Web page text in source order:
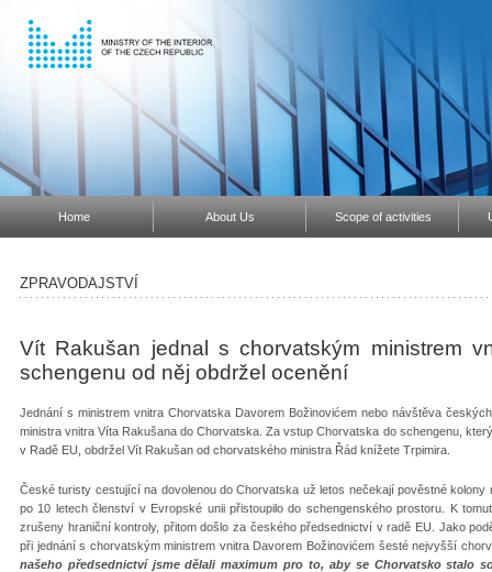
Home About Us Scope of activities
ZPRAVODAJSTVÍ
Vít Rakušan jednal s chorvatským ministrem
schengenu od něj obdržel ocenění
Jednání s ministrem vnitra Chorvatska Davorem Božinovićem nebo návštěva
ministra vnitra Víta Rakušana do Chorvatska. Za vstup Chorvatska do schengenu,
v Radě EU, obdržel Vít Rakušan od chorvatského ministra Řád knížete Trpimira.
České turisty cestující na dovolenou do Chorvatska už letos nečekají pověstné
po 10 letech členství v Evropské unii přistoupilo do schengenského prostoru. K
zrušeny hraniční kontroly, přitom došlo za českého předsednictví v radě EU. Jako
při jednání s chorvatským ministrem vnitra Davorem Božinovićem šesté nejvyšší
našeho předsednictví jsme dělali maximum pro to, aby se Chorvatsko stalo